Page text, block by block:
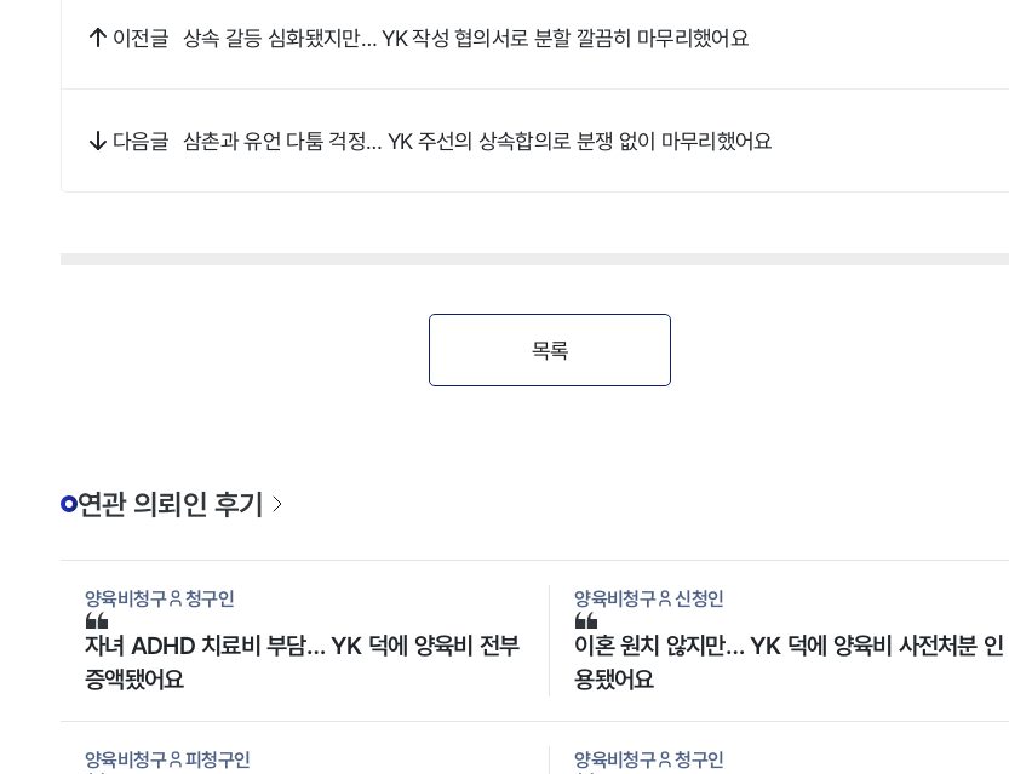
이전글 상속 갈등 심화됐지만… YK 작성 협의서로 분할 깔끔히 마무리했어요
다음글 삼촌과 유언 다툼 걱정… YK 주선의 상속합의로 분쟁 없이 마무리했어요
목록
연관 의뢰인 후기
양육비청구 청구인
자녀 ADHD 치료비 부담… YK 덕에 양육비 전부
증액됐어요
양육비청구 신청인
이혼 원치 않지만… YK 덕에 양육비 사전처분 인
용됐어요
양육비청구 피청구인 양육비청구 청구인